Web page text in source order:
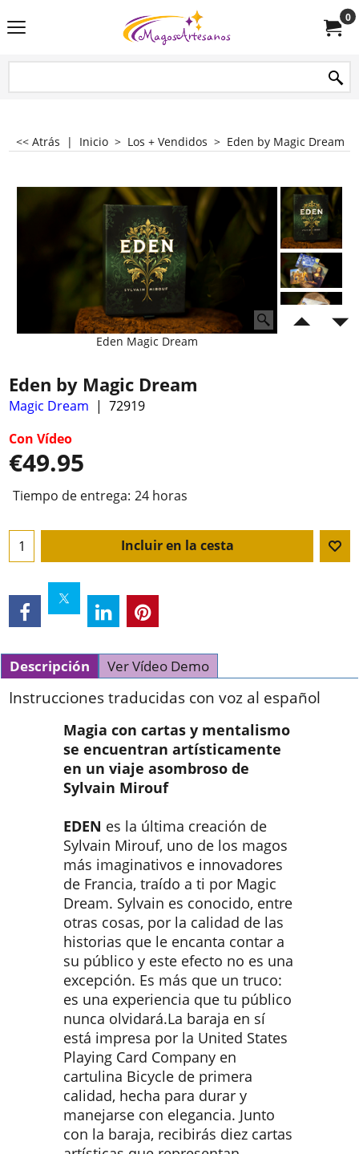
0
<< Atrás | Inicio > Los + Vendidos > Eden by Magic Dream
Eden Magic Dream
Eden by Magic Dream
Magic Dream
72919
Con Vídeo
€49.95
Tiempo de entrega: 24 horas
Incluir en la cesta
Descripción Ver Vídeo Demo
Instrucciones traducidas con voz al español
Magia con cartas y mentalismo
se encuentran artísticamente
en un viaje asombroso de
Sylvain Mirouf
EDEN es la última creación de
Sylvain Mirouf, uno de los magos
más imaginativos e innovadores
de Francia, traído a ti por Magic
Dream. Sylvain es conocido, entre
otras cosas, por la calidad de las
historias que le encanta contar a
su público y este efecto no es una
excepción. Es más que un truco:
es una experiencia que tu público
nunca olvidará.La baraja en sí
está impresa por la United States
Playing Card Company en
cartulina Bicycle de primera
calidad, hecha para durar y
manejarse con elegancia. Junto
con la baraja, recibirás diez cartas